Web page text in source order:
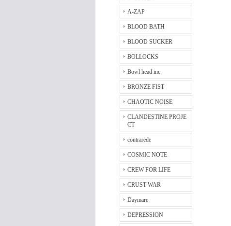
A-ZAP
BLOOD BATH
BLOOD SUCKER
BOLLOCKS
Bowl head inc.
BRONZE FIST
CHAOTIC NOISE
CLANDESTINE PROJE
CT
contrarede
COSMIC NOTE
CREW FOR LIFE
CRUST WAR
Daymare
DEPRESSION